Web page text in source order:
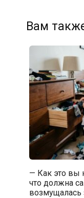
Вам
— Как это вы
что должна
возмущалась